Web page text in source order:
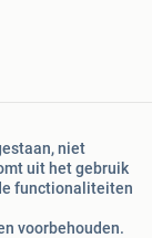
niet
uit het gebruik
functionaliteiten
voorbehouden.